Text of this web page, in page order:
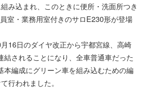
み込まれ、このときに便所・洗面所つき
室・業務用室付きのサロE230形が登場
16日のダイヤ改正から宇都宮線、高崎
結されることになり、全車普通車だった
本編成にグリーン車を組み込むための編
行われました。